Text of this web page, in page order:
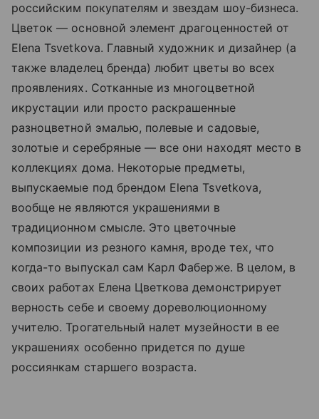
российским покупателям и звездам шоу-бизнеса.
Цветок — основной элемент драгоценностей от
Elena Tsvetkova. Главный художник и дизайнер (а
также владелец бренда) любит цветы во всех
проявлениях. Сотканные из многоцветной
икрустации или просто раскрашенные
разноцветной эмалью, полевые и садовые,
золотые и серебряные — все они находят место в
коллекциях дома. Некоторые предметы,
выпускаемые под брендом Elena Tsvetkova,
вообще не являются украшениями в
традиционном смысле. Это цветочные
композиции из резного камня, вроде тех, что
когда-то выпускал сам Карл Фаберже. В целом, в
своих работах Елена Цветкова демонстрирует
верность себе и своему дореволюционному
учителю. Трогательный налет музейности в ее
украшениях особенно придется по душе
россиянкам старшего возраста.